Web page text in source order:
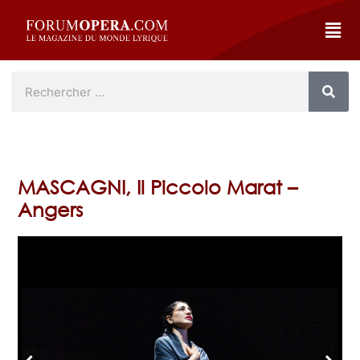
MASCAGNI, Il Piccolo Marat –
Angers